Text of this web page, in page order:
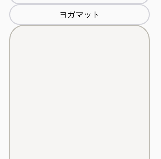
ヨガマット